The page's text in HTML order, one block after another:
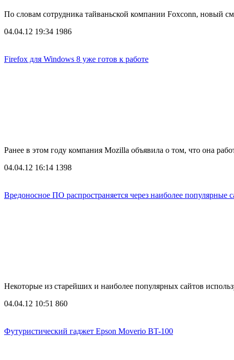
По словам сотрудника тайваньской компании Foxconn, новый
04.04.12 19:34 1986
Firefox для Windows 8 уже готов к работе
Ранее в этом году компания Mozilla объявила о том, что она
04.04.12 16:14 1398
Вредоносное ПО распространяется через наиболее популярные
Некоторые из старейших и наиболее популярных сайтов
04.04.12 10:51 860
Футуристический гаджет Epson Moverio BT-100